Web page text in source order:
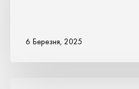
6 Березня, 2025